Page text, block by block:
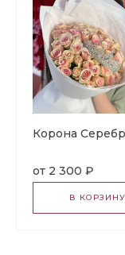
Корона
2 300 ₽
В КОРЗИНУ